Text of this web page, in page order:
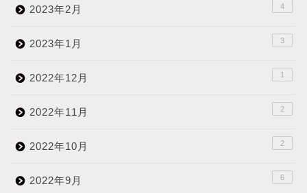
2023年2月 4
2023年1月 3
2022年12月 1
2022年11月 2
2022年10月 2
2022年9月 6